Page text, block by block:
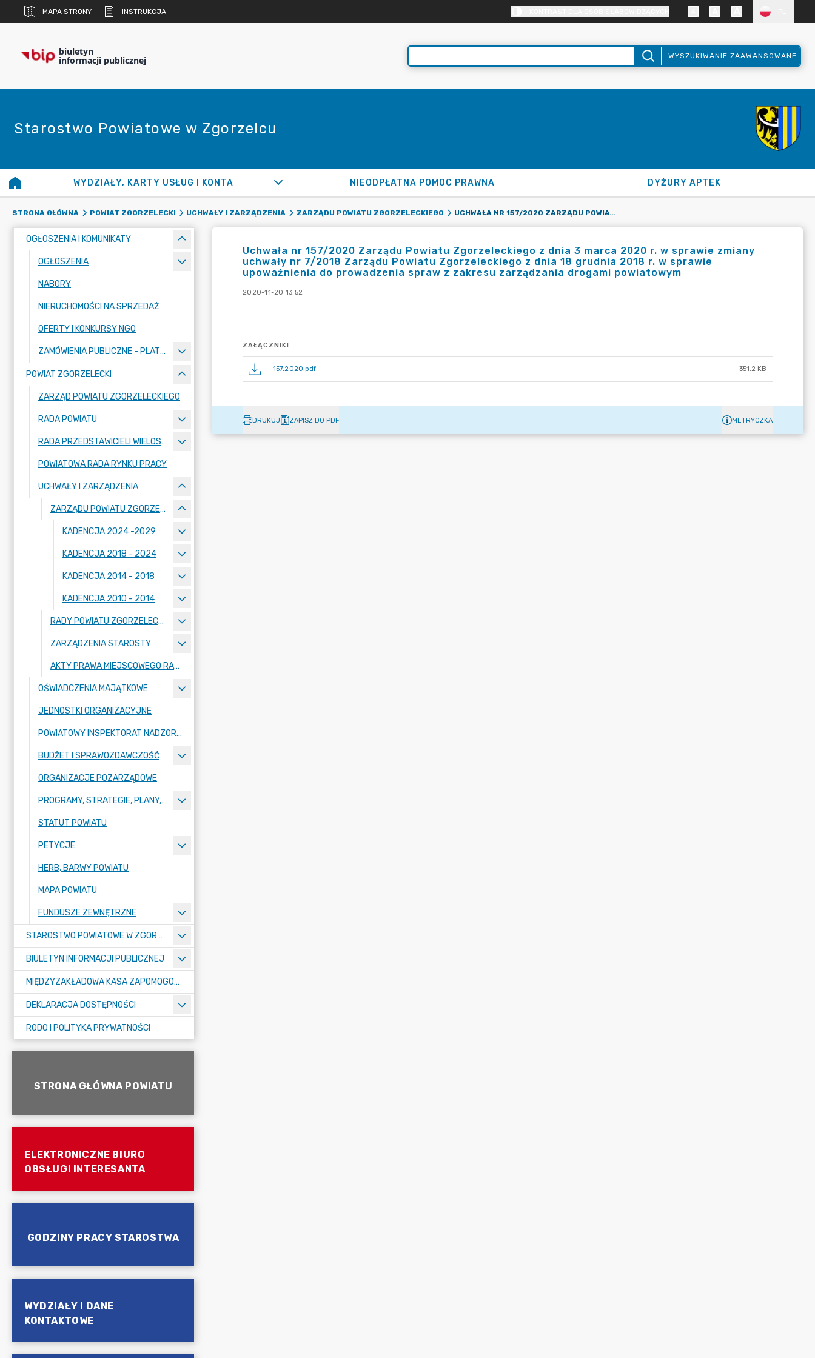
MAPA STRONY INSTRUKCJA
biuletyn
informacji publicznej WYSZUKIWANIE ZAAWANSOWANE
Starostwo Powiatowe w Zgorzelcu
WYDZIAŁY, KARTY USŁUG I KONTA NIEODPŁATNA POMOC PRAWNA DYŻURY APTEK
STRONA GŁÓWNA POWIAT ZGORZELECKI UCHWAŁY I ZARZĄDZENIA ZARZĄDU POWIATU ZGORZELECKIEGO UCHWAŁA NR 157/2020 ZARZĄDU POWIATU ZGORZELECKIEGO Z DNIA 3 MARCA 2020 R. W SPRAWIE ZMIANY UCHWAŁY NR 7/2018 ZARZĄDU POWIATU ZGORZELECKIEGO Z DNIA 18 GRUDNIA 2018 R. W SPRAWIE UPOWAŻNIENIA DO PROWADZENIA SPRAW Z ZAKRESU ZARZĄDZANIA DROGAMI POWIATOWYM
OGŁOSZENIA I KOMUNIKATY
OGŁOSZENIA
NABORY
NIERUCHOMOŚCI NA SPRZEDAŻ
OFERTY I KONKURSY NGO
ZAMÓWIENIA PUBLICZNE - PLATFORMA ZAKUPOWA
POWIAT ZGORZELECKI
ZARZĄD POWIATU ZGORZELECKIEGO
RADA POWIATU
RADA PRZEDSTAWICIELI WIELOSPECJALISTYCZNEGO ZESPOŁU OPIEKI ZDROWOTNEJ "BOLESŁAWIEC-ZGORZELEC" SAMODZIELNEGO PUBLICZNEGO ZAKŁADU OPIEKI ZDROWOTNEJ
POWIATOWA RADA RYNKU PRACY
UCHWAŁY I ZARZĄDZENIA
ZARZĄDU POWIATU ZGORZELECKIEGO
KADENCJA 2024 -2029
KADENCJA 2018 - 2024
KADENCJA 2014 - 2018
KADENCJA 2010 - 2014
RADY POWIATU ZGORZELECKIEGO
ZARZĄDZENIA STAROSTY
AKTY PRAWA MIEJSCOWEGO RADY POWIATU ZGORZELECKIEGO
OŚWIADCZENIA MAJĄTKOWE
JEDNOSTKI ORGANIZACYJNE
POWIATOWY INSPEKTORAT NADZORU BUDOWLANEGO
BUDŻET I SPRAWOZDAWCZOŚĆ
ORGANIZACJE POZARZĄDOWE
PROGRAMY, STRATEGIE, PLANY, RAPORTY
STATUT POWIATU
PETYCJE
HERB, BARWY POWIATU
MAPA POWIATU
FUNDUSZE ZEWNĘTRZNE
STAROSTWO POWIATOWE W ZGORZELCU
BIULETYN INFORMACJI PUBLICZNEJ
MIĘDZYZAKŁADOWA KASA ZAPOMOGOWO-POŻYCZKOWA
DEKLARACJA DOSTĘPNOŚCI
RODO I POLITYKA PRYWATNOŚCI
STRONA GŁÓWNA POWIATU
ELEKTRONICZNE BIURO
OBSŁUGI INTERESANTA
GODZINY PRACY STAROSTWA
WYDZIAŁY I DANE
KONTAKTOWE
Uchwała nr 157/2020 Zarządu Powiatu Zgorzeleckiego z dnia 3 marca 2020 r. w sprawie zmiany
uchwały nr 7/2018 Zarządu Powiatu Zgorzeleckiego z dnia 18 grudnia 2018 r. w sprawie
upoważnienia do prowadzenia spraw z zakresu zarządzania drogami powiatowym
2020-11-20 13:52
ZAŁĄCZNIKI
157.2020.pdf 351.2 KB
DRUKUJ ZAPISZ DO PDF METRYCZKA